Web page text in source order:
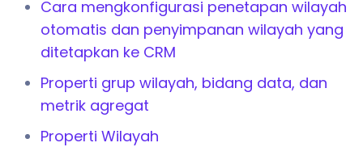
Cara mengkonfigurasi penetapan wilayah
otomatis dan penyimpanan wilayah yang
ditetapkan ke CRM
Properti grup wilayah, bidang data, dan
metrik agregat
Properti Wilayah